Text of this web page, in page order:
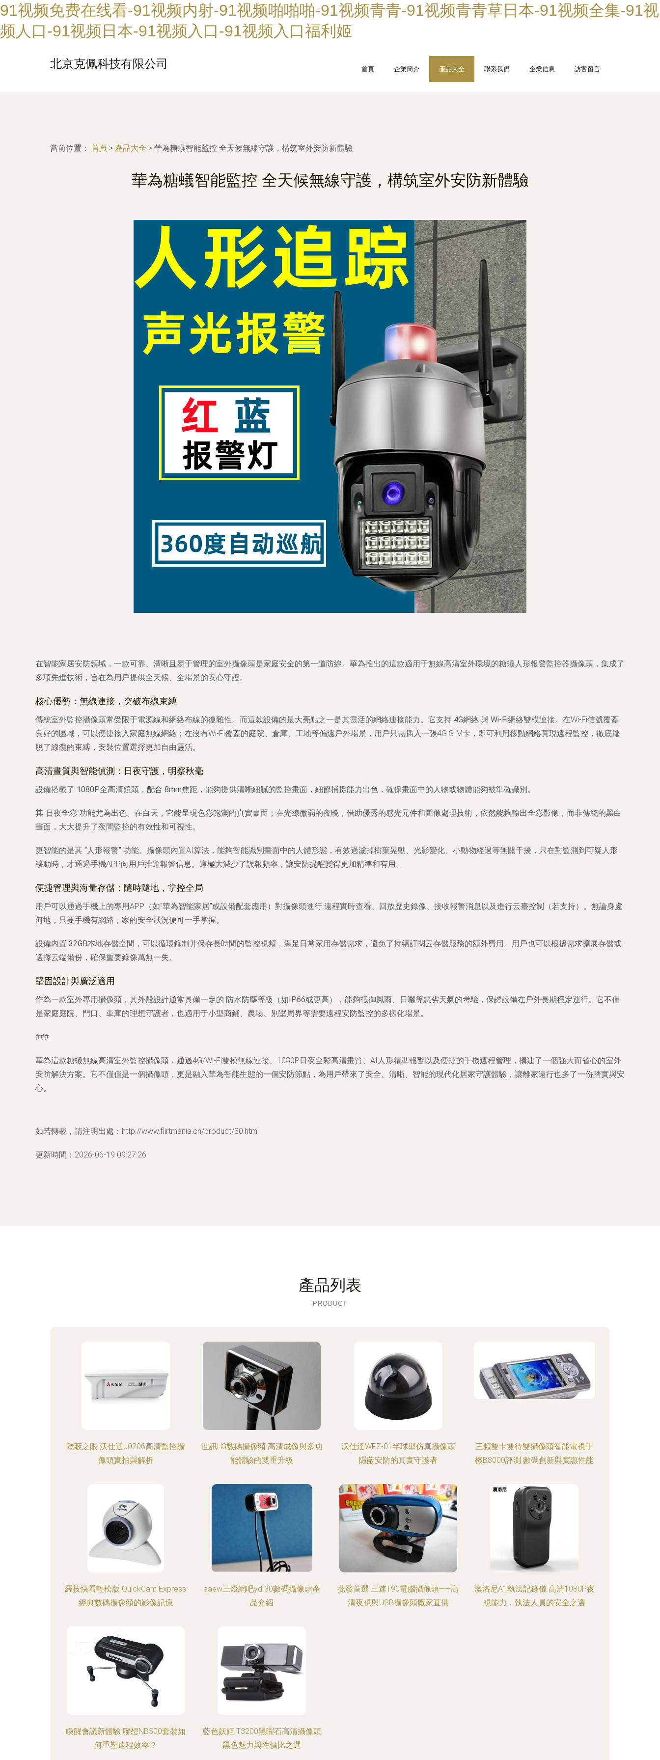
91视频免费在线看-91视频内射-91视频啪啪啪-91视频青青-91视频青青草日本-91视频全集-91视
频人口-91视频日本-91视频入口-91视频入口福利姬
北京克佩科技有限公司 首頁 企業簡介 產品大全 聯系我們 企業信息 訪客留言
當前位置： 首頁 > 產品大全 > 華為糖蟻智能監控 全天候無線守護，構筑室外安防新體驗
華為糖蟻智能監控 全天候無線守護，構筑室外安防新體驗
在智能家居安防領域，一款可靠、清晰且易于管理的室外攝像頭是家庭安全的第一道防線。華為推出的這款適用于無線高清室外環境的糖蟻人形報警監控器攝像頭，集成了
多項先進技術，旨在為用戶提供全天候、全場景的安心守護。
核心優勢：無線連接，突破布線束縛
傳統室外監控攝像頭常受限于電源線和網絡布線的復雜性。而這款設備的最大亮點之一是其靈活的網絡連接能力。它支持 4G網絡 與 Wi-Fi網絡雙模連接。在Wi-Fi信號覆蓋
良好的區域，可以便捷接入家庭無線網絡；在沒有Wi-Fi覆蓋的庭院、倉庫、工地等偏遠戶外場景，用戶只需插入一張4G SIM卡，即可利用移動網絡實現遠程監控，徹底擺
脫了線纜的束縛，安裝位置選擇更加自由靈活。
高清畫質與智能偵測：日夜守護，明察秋毫
設備搭載了 1080P全高清鏡頭 ，配合 8mm焦距 ，能夠提供清晰細膩的監控畫面，細節捕捉能力出色，確保畫面中的人物或物體能夠被準確識別。
其“日夜全彩”功能尤為出色。在白天，它能呈現色彩飽滿的真實畫面；在光線微弱的夜晚，借助優秀的感光元件和圖像處理技術，依然能夠輸出全彩影像，而非傳統的黑白
畫面，大大提升了夜間監控的有效性和可視性。
更智能的是其 “人形報警” 功能。攝像頭內置AI算法，能夠智能識別畫面中的人體形態，有效過濾掉樹葉晃動、光影變化、小動物經過等無關干擾，只在對監測到可疑人形
移動時，才通過手機APP向用戶推送報警信息。這極大減少了誤報頻率，讓安防提醒變得更加精準和有用。
便捷管理與海量存儲：隨時隨地，掌控全局
用戶可以通過手機上的專用APP（如“華為智能家居”或設備配套應用）對攝像頭進行 遠程實時查看、回放歷史錄像、接收報警消息以及進行云臺控制（若支持） 。無論身處
何地，只要手機有網絡，家的安全狀況便可一手掌握。
設備內置 32GB本地存儲空間 ，可以循環錄制并保存長時間的監控視頻，滿足日常家用存儲需求，避免了持續訂閱云存儲服務的額外費用。用戶也可以根據需求擴展存儲或
選擇云端備份，確保重要錄像萬無一失。
堅固設計與廣泛適用
作為一款室外專用攝像頭，其外殼設計通常具備一定的 防水防塵等級（如IP66或更高）
，能夠抵御風雨、日曬等惡劣天氣的考驗，保證設備在戶外長期穩定運行。它不僅
是家庭庭院、門口、車庫的理想守護者，也適用于小型商鋪、農場、別墅周界等需要遠程安防監控的多樣化場景。
###
華為這款糖蟻無線高清室外監控攝像頭，通過4G/Wi-Fi雙模無線連接、1080P日夜全彩高清畫質、AI人形精準報警以及便捷的手機遠程管理，構建了一個強大而省心的室外
安防解決方案。它不僅僅是一個攝像頭，更是融入華為智能生態的一個安防節點，為用戶帶來了安全、清晰、智能的現代化居家守護體驗，讓離家遠行也多了一份踏實與安
心。
如若轉載，請注明出處：http://www.flirtmania.cn/product/30.html
更新時間：2026-06-19 09:27:26
產品列表
PRODUCT
隱蔽之眼 沃仕達J0206高清監控攝
像頭實拍與解析
世訊H3數碼攝像頭 高清成像與多功
能體驗的雙重升級
沃仕達WFZ-01半球型仿真攝像頭
隱蔽安防的真實守護者
三頻雙卡雙待雙攝像頭智能電視手
機B8000評測 數碼創新與實惠性能
羅技快看輕松版 QuickCam Express
經典數碼攝像頭的影像記憶
aaew三燈網吧yd 30數碼攝像頭產
品介紹
批發首選 三速T90電腦攝像頭——高
清夜視與USB攝像頭廠家直供
澳洛尼A1執法記錄儀 高清1080P夜
視能力，執法人員的安全之選
喚醒會議新體驗 聯想NB500套裝如
何重塑遠程效率？
藍色妖姬 T3200黑曜石高清攝像頭
黑色魅力與性價比之選